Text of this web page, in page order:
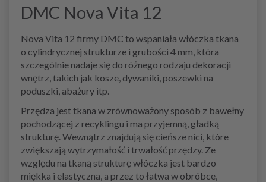
DMC Nova Vita 12
Nova Vita 12 firmy DMC to wspaniała włóczka tkana
o cylindrycznej strukturze i grubości 4 mm, która
szczególnie nadaje się do różnego rodzaju dekoracji
wnętrz, takich jak kosze, dywaniki, poszewki na
poduszki, abażury itp.
Przędza jest tkana w zrównoważony sposób z bawełny
pochodzącej z recyklingu i ma przyjemną, gładką
strukturę. Wewnątrz znajdują się cieńsze nici, które
zwiększają wytrzymałość i trwałość przędzy. Ze
względu na tkaną strukturę włóczka jest bardzo
miękka i elastyczna, a przez to łatwa w obróbce,